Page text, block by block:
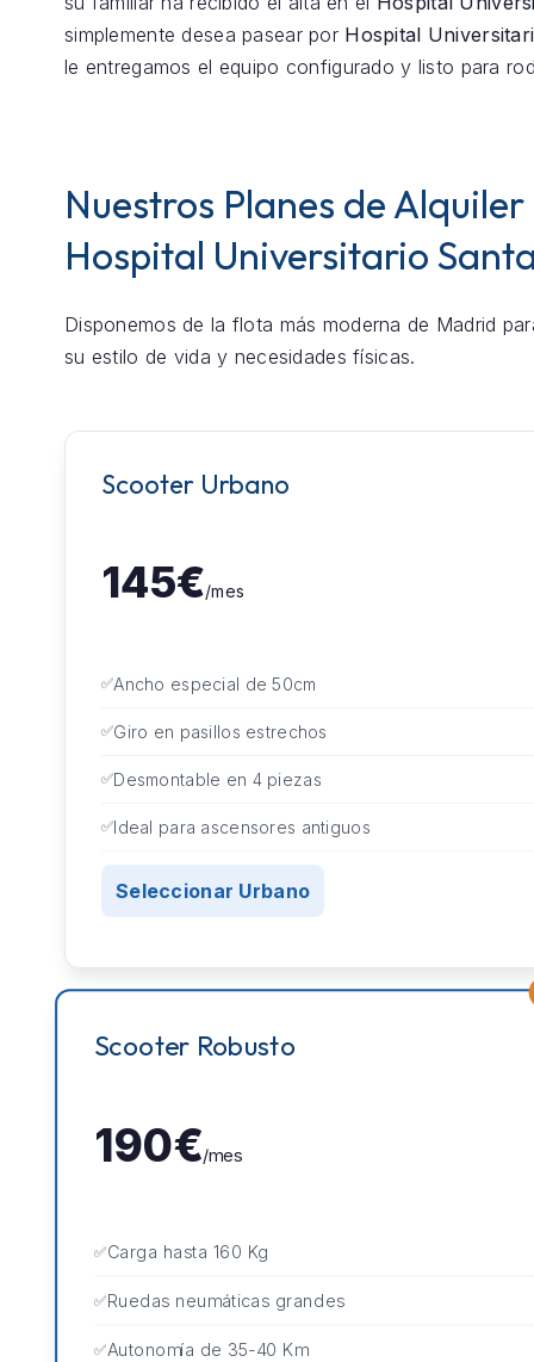
simplemente desea pasear por Hospital
le entregamos el equipo configurado y listo para
Nuestros Planes de Alquiler
Hospital Universitario
Disponemos de la flota más moderna de Madrid
su estilo de vida y necesidades físicas.
Scooter Urbano
145€/mes
Ancho especial de 50cm
Giro en pasillos estrechos
Desmontable en 4 piezas
Ideal para ascensores antiguos
Seleccionar Urbano
Scooter Robusto
190€/mes
Carga hasta 160 Kg
Ruedas neumáticas grandes
Autonomía de 35-40 Km